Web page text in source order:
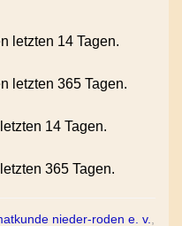
letzten 14 Tagen.
letzten 365 Tagen.
14 Tagen.
365 Tagen.
nieder-roden e. v.